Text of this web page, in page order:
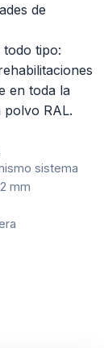
de
tipo:
en toda la
polvo RAL.
sistema
mm